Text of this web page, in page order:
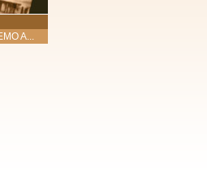
A...